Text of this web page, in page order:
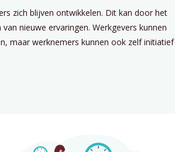
zich blijven ontwikkelen. Dit kan door het
nieuwe ervaringen. Werkgevers kunnen
maar werknemers kunnen ook zelf initiatief